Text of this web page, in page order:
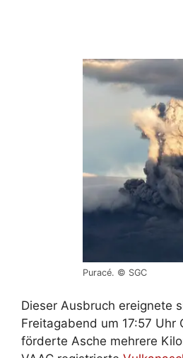
Puracé. © SGC
Dieser Ausbruch ereignete
Freitagabend um 17:57 Uhr
förderte Asche mehrere